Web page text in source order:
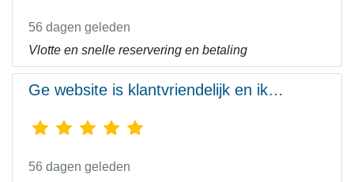
56 dagen geleden
Vlotte en snelle reservering en betaling
Ge website is klantvriendelijk en ik…
56 dagen geleden